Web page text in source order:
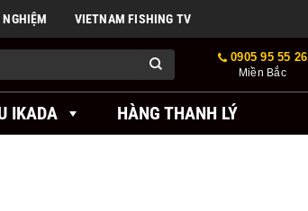
VIETNAM FISHING TV
0905 95 55 26
Miền Bắc
IKADA HÀNG THANH LÝ